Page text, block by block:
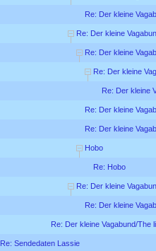
Re: Der kleine
Re: Der kleine
Re: Der kleine
Re: Der kleine
Re: Der kleine
Re: Der kleine
Re: Der kleine
Hobo
Re: Hobo
Re: Der kleine
Re: Der kleine
Re: Der kleine Vagabund/The
Re: Sendedaten Lassie